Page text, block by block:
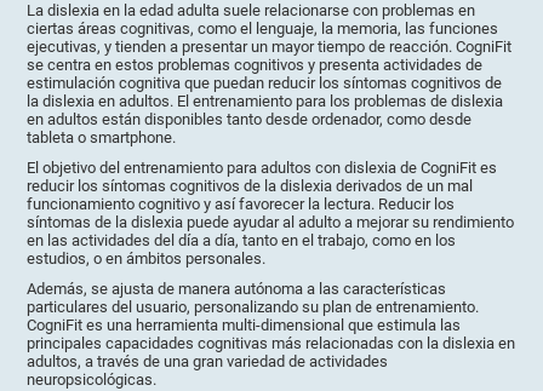
La dislexia en la edad adulta suele relacionarse con problemas en
ciertas áreas cognitivas, como el lenguaje, la memoria, las funciones
ejecutivas, y tienden a presentar un mayor tiempo de reacción. CogniFit
se centra en estos problemas cognitivos y presenta actividades de
estimulación cognitiva que puedan reducir los síntomas cognitivos de
la dislexia en adultos. El entrenamiento para los problemas de dislexia
en adultos están disponibles tanto desde ordenador, como desde
tableta o smartphone.
El objetivo del entrenamiento para adultos con dislexia de CogniFit es
reducir los síntomas cognitivos de la dislexia derivados de un mal
funcionamiento cognitivo y así favorecer la lectura. Reducir los
síntomas de la dislexia puede ayudar al adulto a mejorar su rendimiento
en las actividades del día a día, tanto en el trabajo, como en los
estudios, o en ámbitos personales.
Además, se ajusta de manera autónoma a las características
particulares del usuario, personalizando su plan de entrenamiento.
CogniFit es una herramienta multi-dimensional que estimula las
principales capacidades cognitivas más relacionadas con la dislexia en
adultos, a través de una gran variedad de actividades
neuropsicológicas.